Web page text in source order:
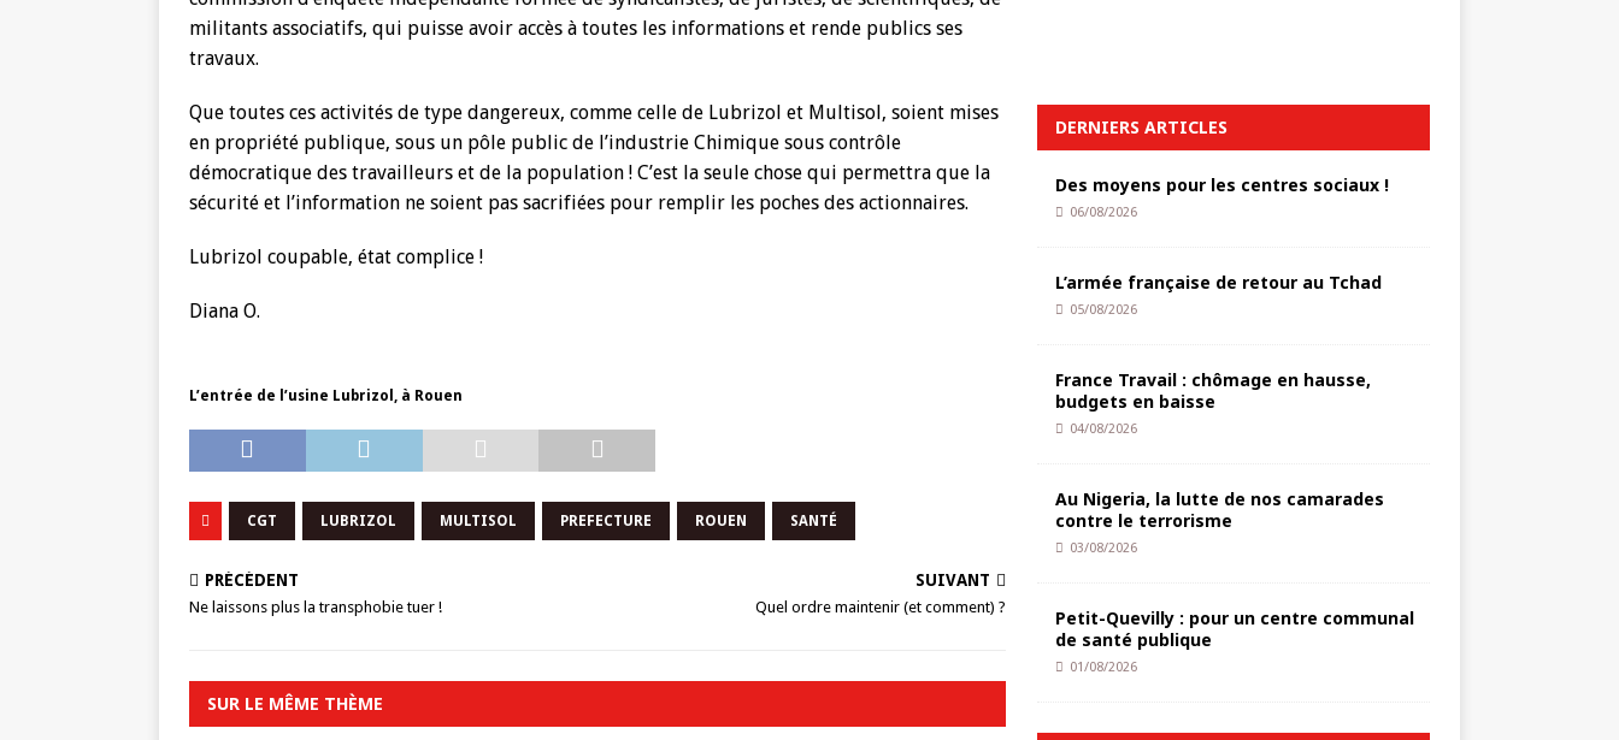
militants associatifs, qui puisse avoir accès à toutes les informations et rende publics ses
travaux.
Que toutes ces activités de type dangereux, comme celle de Lubrizol et Multisol, soient mises
en propriété publique, sous un pôle public de l’industrie Chimique sous contrôle
démocratique des travailleurs et de la population ! C’est la seule chose qui permettra que la
sécurité et l’information ne soient pas sacrifiées pour remplir les poches des actionnaires.
Lubrizol coupable, état complice !
Diana O.
L’entrée de l’usine Lubrizol, à Rouen
CGT LUBRIZOL MULTISOL PREFECTURE ROUEN SANTÉ
PRÉCÉDENT
Ne laissons plus la transphobie tuer !
SUIVANT
Quel ordre maintenir (et comment) ?
SUR LE MÊME THÈME
DERNIERS ARTICLES
Des moyens pour les centres sociaux !
06/08/2026
L’armée française de retour au Tchad
05/08/2026
France Travail : chômage en hausse,
budgets en baisse
04/08/2026
Au Nigeria, la lutte de nos camarades
contre le terrorisme
03/08/2026
Petit-Quevilly : pour un centre communal
de santé publique
01/08/2026